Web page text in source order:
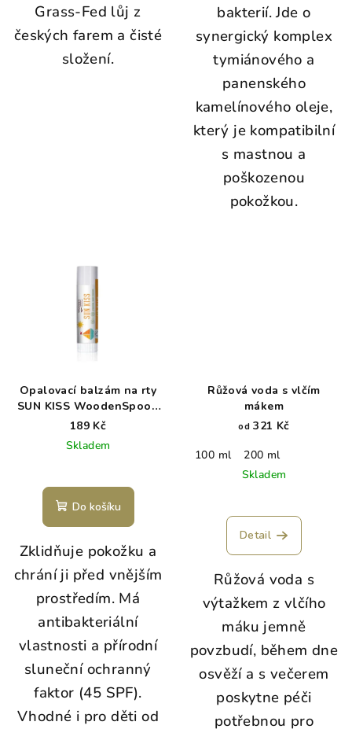
Grass-Fed lůj z
českých farem a čisté
složení.
bakterií. Jde o
synergický komplex
tymiánového a
panenského
kamelínového oleje,
který je kompatibilní
s mastnou a
poškozenou
pokožkou.
Opalovací balzám na rty
SUN KISS WoodenSpoon
4,3 ml
189 Kč
Skladem
Do košíku
Zklidňuje pokožku a
chrání ji před vnějším
prostředím. Má
antibakteriální
vlastnosti a přírodní
sluneční ochranný
faktor (45 SPF).
Vhodné i pro děti od
Růžová voda s vlčím
mákem
od 321 Kč
100 ml
200 ml
Skladem
Detail
Růžová voda s
výtažkem z vlčího
máku jemně
povzbudí, během dne
osvěží a s večerem
poskytne péči
potřebnou pro